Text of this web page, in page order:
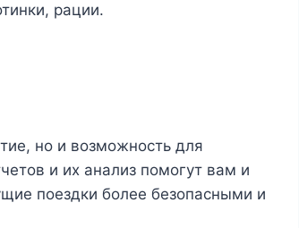
рации.
но и возможность для
и их анализ помогут вам и
поездки более безопасными и